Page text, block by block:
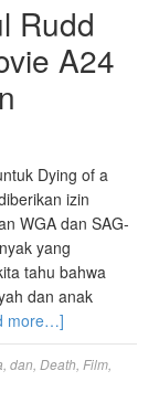
Rudd
A24
Dying of a
izin
WGA dan SAG-
yang
tahu bahwa
dan anak
more…]
dan Death Film